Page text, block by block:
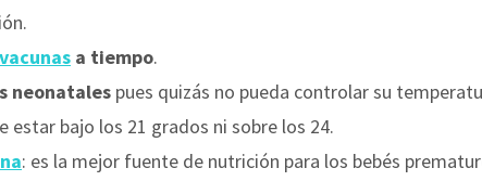
vacunas a tiempo.
neonatales pues quizás no pueda controlar su
estar bajo los 21 grados ni sobre los 24.
: es la mejor fuente de nutrición para los bebés